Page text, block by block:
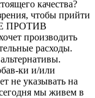
качества?
чтобы прийти
ПРОТИВ
производить
расходы.
ки и/или
не указывать на
мы живем в